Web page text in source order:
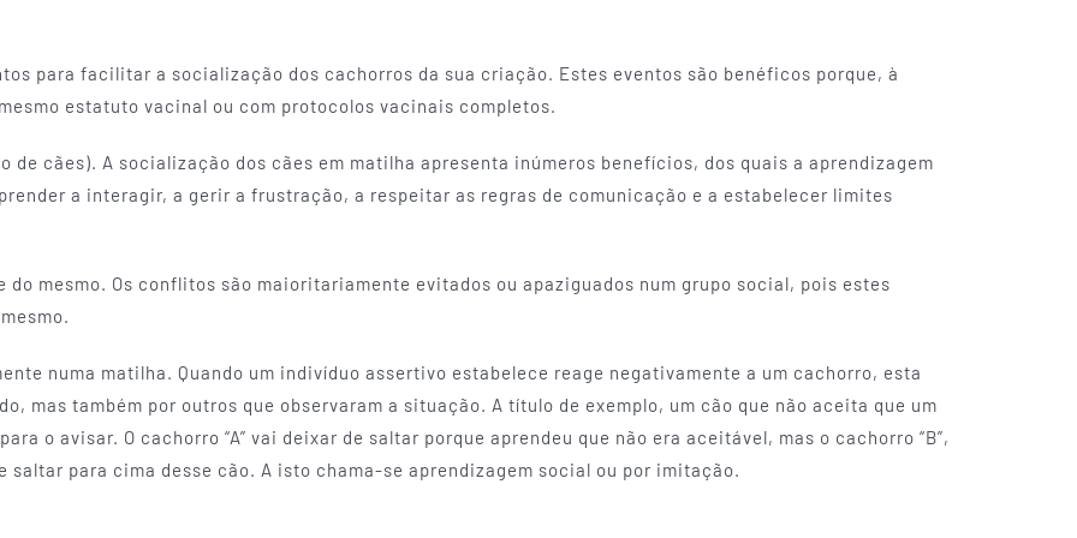
para facilitar a socialização dos cachorros da sua criação. Estes eventos são benéficos porque, à
estatuto vacinal ou com protocolos vacinais completos.
de cães). A socialização dos cães em matilha apresenta inúmeros benefícios, dos quais a aprendizagem
a interagir, a gerir a frustração, a respeitar as regras de comunicação e a estabelecer limites
mesmo. Os conflitos são maioritariamente evitados ou apaziguados num grupo social, pois estes
numa matilha. Quando um indivíduo assertivo estabelece reage negativamente a um cachorro, esta
mas também por outros que observaram a situação. A título de exemplo, um cão que não aceita que um
o avisar. O cachorro “A” vai deixar de saltar porque aprendeu que não era aceitável, mas o cachorro “B”,
saltar para cima desse cão. A isto chama-se aprendizagem social ou por imitação.